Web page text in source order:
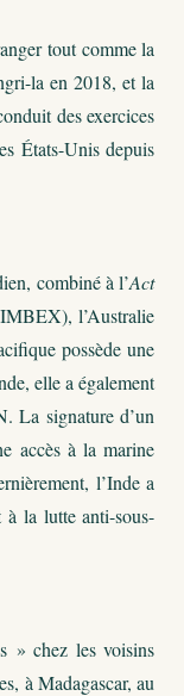
tout comme la
la en 2018, et la
des exercices
États-Unis depuis
combiné à l’Act
l’Australie
possède une
elle a également
La signature d’un
accès à la marine
l’Inde a
la lutte anti-sous-
» chez les voisins
à Madagascar, au